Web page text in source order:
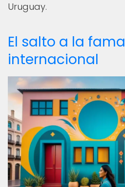
Uruguay.
El salto a la fama
internacional